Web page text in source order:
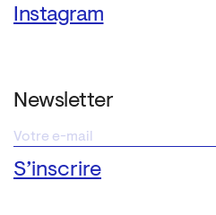
Instagram
Newsletter